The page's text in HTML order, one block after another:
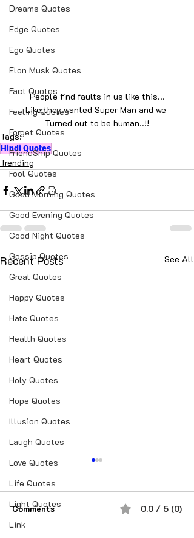
Dreams Quotes
Edge Quotes
Ego Quotes
Elon Musk Quotes
Fact Quotes
Feeling Quotes
Forget Quotes
FriendShip Quotes
Fool Quotes
Good Morning Quotes
Good Evening Quotes
Good Night Quotes
Gossip Quotes
Great Quotes
Happy Quotes
Hate Quotes
Health Quotes
Heart Quotes
Holy Quotes
Hope Quotes
Illusion Quotes
Laugh Quotes
Love Quotes
Life Quotes
Light Quotes
Link
People find faults in us like this...
Like they wanted Super Man and we
Turned out to be human..!!
Tags:
Hindi Quotes
Trending
Recent Posts See All
Comments 0.0 / 5 (0)